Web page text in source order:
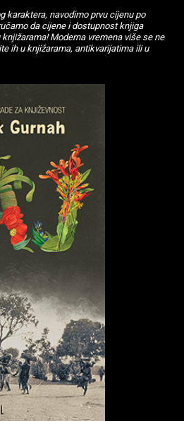
karaktera, navodimo prvu cijenu po
da cijene i dostupnost knjiga
Moderna vremena više se ne
ih u knjižarama, antikvarijatima ili u